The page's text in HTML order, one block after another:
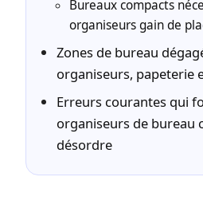
Bureaux compacts
organiseurs gain de
Zones de bureau
organiseurs, papeterie
Erreurs courantes qui
organiseurs de bureau
désordre